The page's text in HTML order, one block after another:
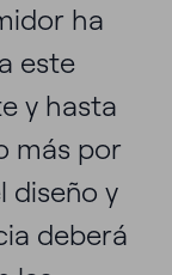
ha
este
y hasta
más por
diseño y
deberá